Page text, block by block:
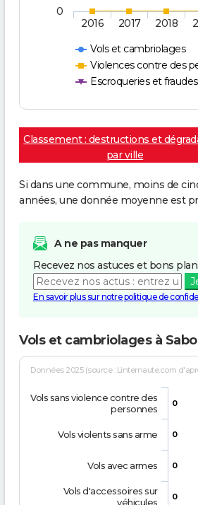
Vols et cambriolages
Violences contre des
Escroqueries et fraudes
2016 2017 2018
0
Classement : destructions et
par ville
Si dans une commune, moins de
années, une donnée moyenne est
A ne pas manquer
Recevez nos astuces et bons
En savoir plus sur notre politique de
Vols et cambriolages à
Données 2025 (source : Linternaute.com
0
0
0
0
Vols sans violence contre des
personnes
Vols violents sans arme
Vols avec armes
Vols d'accessoires sur
véhicules